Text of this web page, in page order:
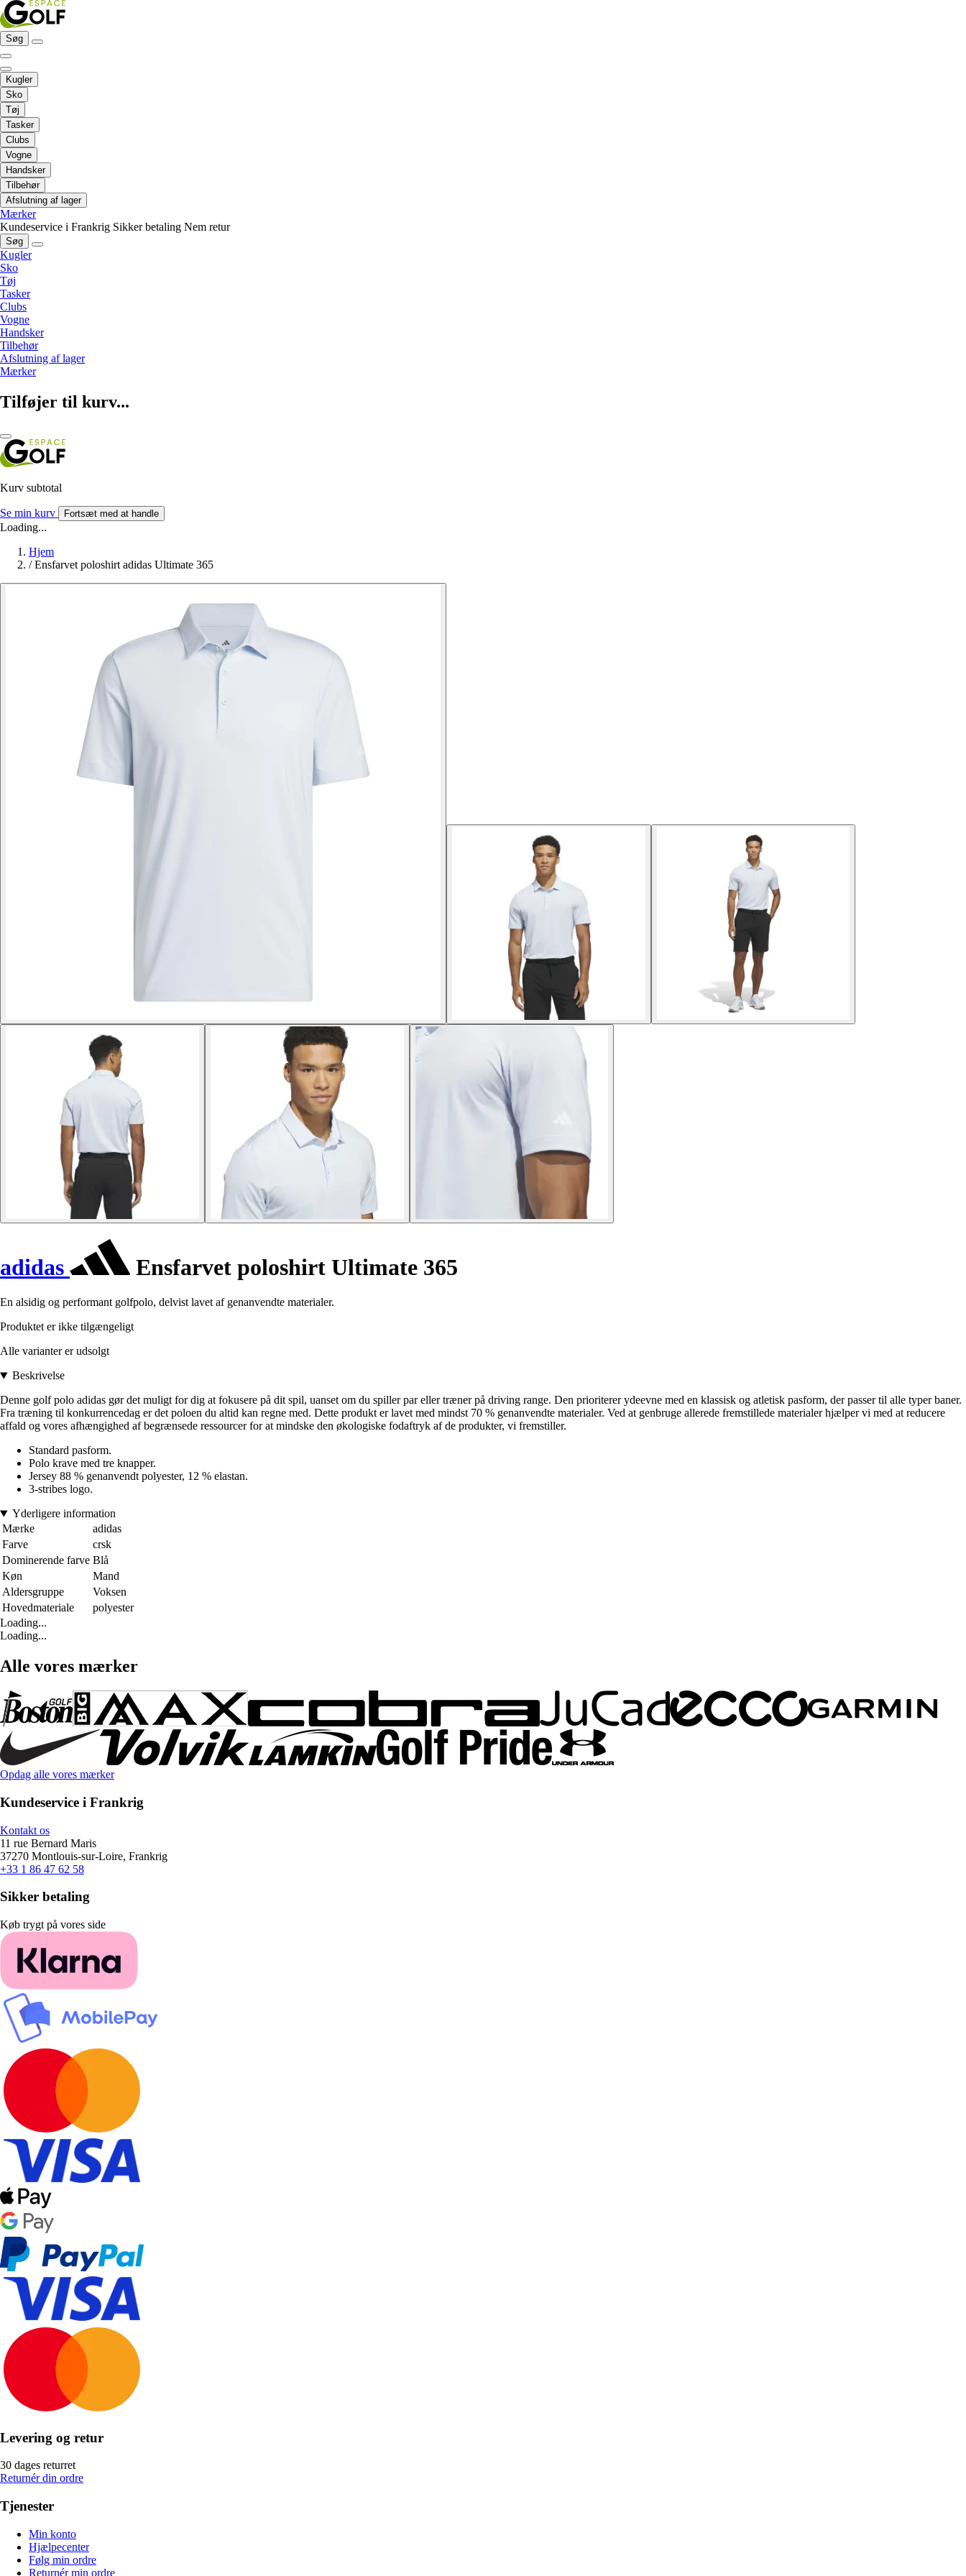
Søg
Kugler
Sko
Tøj
Tasker
Clubs
Vogne
Handsker
Tilbehør
Afslutning af lager
Mærker
Kundeservice i Frankrig Sikker betaling Nem retur
Søg
Kugler
Sko
Tøj
Tasker
Clubs
Vogne
Handsker
Tilbehør
Afslutning af lager
Mærker
Tilføjer til kurv...
Kurv subtotal
Se min kurv Fortsæt med at handle
Loading...
Hjem
/ Ensfarvet poloshirt adidas Ultimate 365
adidas Ensfarvet poloshirt Ultimate 365
En alsidig og performant golfpolo, delvist lavet af genanvendte materialer.
Produktet er ikke tilgængeligt
Alle varianter er udsolgt
Beskrivelse
Denne golf polo adidas gør det muligt for dig at fokusere på dit spil, uanset om du spiller par eller træner på driving range. Den prioriterer ydeevne med en klassisk og atletisk pasform, der passer til alle typer baner.
Fra træning til konkurrencedag er det poloen du altid kan regne med. Dette produkt er lavet med mindst 70 % genanvendte materialer. Ved at genbruge allerede fremstillede materialer hjælper vi med at reducere
affald og vores afhængighed af begrænsede ressourcer for at mindske den økologiske fodaftryk af de produkter, vi fremstiller.
Standard pasform.
Polo krave med tre knapper.
Jersey 88 % genanvendt polyester, 12 % elastan.
3-stribes logo.
Yderligere information
Mærke
adidas
Farve
crsk
Dominerende farve Blå
Køn
Mand
Aldersgruppe
Voksen
Hovedmateriale
polyester
Loading...
Loading...
Alle vores mærker
Opdag alle vores mærker
Kundeservice i Frankrig
Kontakt os
11 rue Bernard Maris
37270 Montlouis-sur-Loire, Frankrig
+33 1 86 47 62 58
Sikker betaling
Køb trygt på vores side
Levering og retur
30 dages returret
Returnér din ordre
Tjenester
Min konto
Hjælpecenter
Følg min ordre
Returnér min ordre